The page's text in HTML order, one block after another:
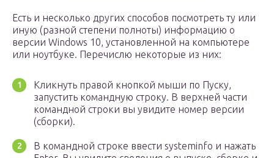
Есть и несколько других способов посмотреть ту или
иную (разной степени полноты) информацию о
версии Windows 10, установленной на компьютере
или ноутбуке. Перечислю некоторые из них:
Кликнуть правой кнопкой мыши по Пуску,
запустить командную строку. В верхней части
командной строки вы увидите номер версии
(сборки).
В командной строке ввести systeminfo и нажать